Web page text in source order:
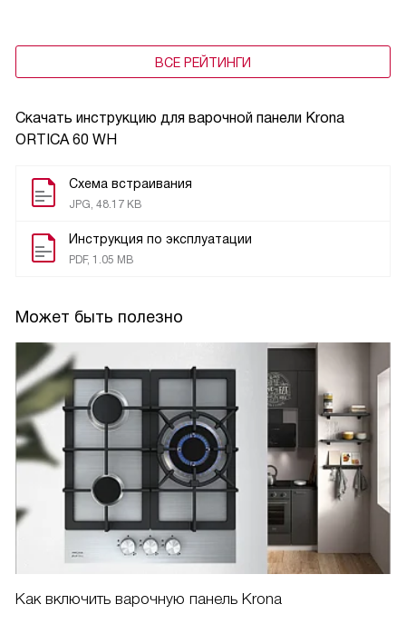
Скачать инструкцию для варочной панели Krona
ORTICA 60 WH
Схема встраивания
JPG, 48.17 KB
Инструкция по эксплуатации
PDF, 1.05 MB
Может быть полезно
Как включить варочную панель Krona
ВСЕ РЕЙТИНГИ